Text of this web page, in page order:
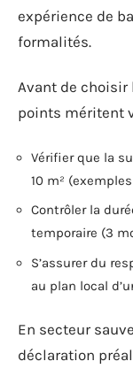
expérience de
formalités.
Avant de
points méritent
Vérifier que la
10 m²
Contrôler la
temporaire (3
S’assurer du
au plan local
En secteur
déclaration